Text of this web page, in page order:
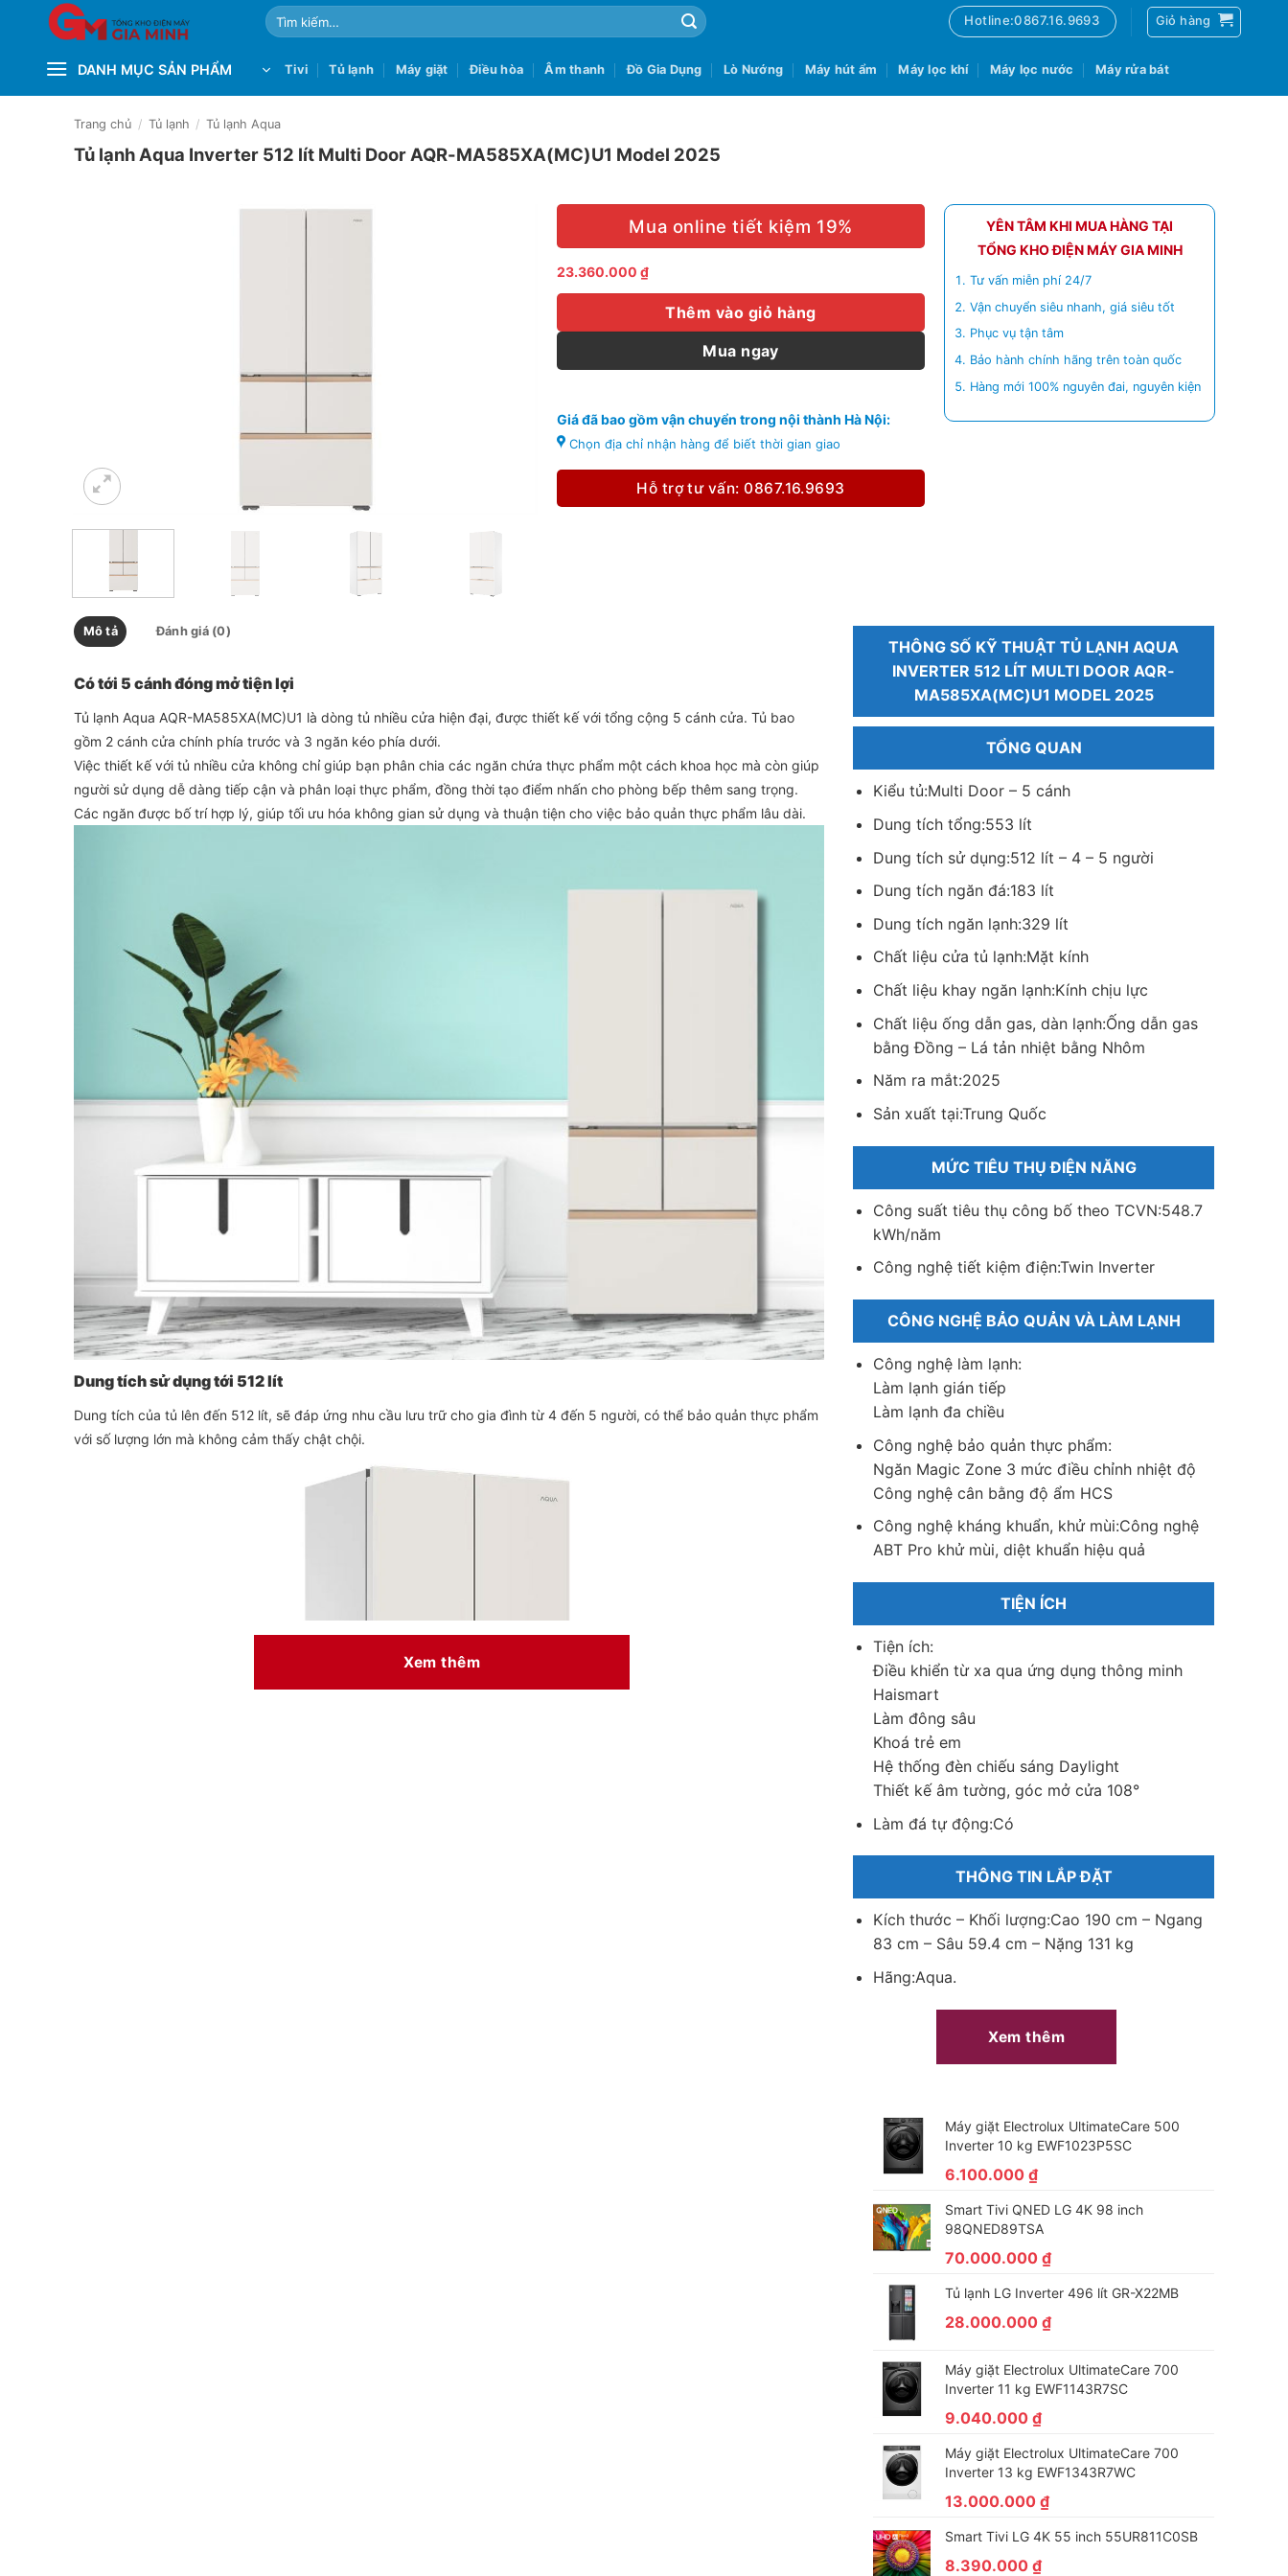
Tìm
kiếm:
Hotline:0867.16.9693 Giỏ hàng
DANH MỤC SẢN PHẨM Tivi Tủ lạnh Máy giặt Điều hòa Âm thanh Đồ Gia Dụng Lò Nướng Máy hút ẩm Máy lọc khí Máy lọc nước Máy rửa bát
Trang chủ / Tủ lạnh / Tủ lạnh Aqua
Tủ lạnh Aqua Inverter 512 lít Multi Door AQR-MA585XA(MC)U1 Model 2025
Mua online tiết kiệm 19%
23.360.000 ₫
Thêm vào giỏ hàng
Mua ngay
Giá đã bao gồm vận chuyển trong nội thành Hà Nội:
Chọn địa chỉ nhận hàng để biết thời gian giao
Hỗ trợ tư vấn: 0867.16.9693
YÊN TÂM KHI MUA HÀNG TẠI
TỔNG KHO ĐIỆN MÁY GIA MINH
Tư vấn miễn phí 24/7
Vận chuyển siêu nhanh, giá siêu tốt
Phục vụ tận tâm
Bảo hành chính hãng trên toàn quốc
Hàng mới 100% nguyên đai, nguyên kiện
Mô tả Đánh giá (0)
Có tới 5 cánh đóng mở tiện lợi
Tủ lạnh Aqua AQR-MA585XA(MC)U1 là dòng tủ nhiều cửa hiện đại, được thiết kế với tổng cộng 5 cánh cửa. Tủ bao
gồm 2 cánh cửa chính phía trước và 3 ngăn kéo phía dưới.
Việc thiết kế với tủ nhiều cửa không chỉ giúp bạn phân chia các ngăn chứa thực phẩm một cách khoa học mà còn giúp
người sử dụng dễ dàng tiếp cận và phân loại thực phẩm, đồng thời tạo điểm nhấn cho phòng bếp thêm sang trọng.
Các ngăn được bố trí hợp lý, giúp tối ưu hóa không gian sử dụng và thuận tiện cho việc bảo quản thực phẩm lâu dài.
Dung tích sử dụng tới 512 lít
Dung tích của tủ lên đến 512 lít, sẽ đáp ứng nhu cầu lưu trữ cho gia đình từ 4 đến 5 người, có thể bảo quản thực phẩm
với số lượng lớn mà không cảm thấy chật chội.
Xem thêm
THÔNG SỐ KỸ THUẬT TỦ LẠNH AQUA
INVERTER 512 LÍT MULTI DOOR AQR-
MA585XA(MC)U1 MODEL 2025
TỔNG QUAN
Kiểu tủ:Multi Door – 5 cánh
Dung tích tổng:553 lít
Dung tích sử dụng:512 lít – 4 – 5 người
Dung tích ngăn đá:183 lít
Dung tích ngăn lạnh:329 lít
Chất liệu cửa tủ lạnh:Mặt kính
Chất liệu khay ngăn lạnh:Kính chịu lực
Chất liệu ống dẫn gas, dàn lạnh:Ống dẫn gas
bằng Đồng – Lá tản nhiệt bằng Nhôm
Năm ra mắt:2025
Sản xuất tại:Trung Quốc
MỨC TIÊU THỤ ĐIỆN NĂNG
Công suất tiêu thụ công bố theo TCVN:548.7
kWh/năm
Công nghệ tiết kiệm điện:Twin Inverter
CÔNG NGHỆ BẢO QUẢN VÀ LÀM LẠNH
Công nghệ làm lạnh:
Làm lạnh gián tiếp
Làm lạnh đa chiều
Công nghệ bảo quản thực phẩm:
Ngăn Magic Zone 3 mức điều chỉnh nhiệt độ
Công nghệ cân bằng độ ẩm HCS
Công nghệ kháng khuẩn, khử mùi:Công nghệ
ABT Pro khử mùi, diệt khuẩn hiệu quả
TIỆN ÍCH
Tiện ích:
Điều khiển từ xa qua ứng dụng thông minh
Haismart
Làm đông sâu
Khoá trẻ em
Hệ thống đèn chiếu sáng Daylight
Thiết kế âm tường, góc mở cửa 108°
Làm đá tự động:Có
THÔNG TIN LẮP ĐẶT
Kích thước – Khối lượng:Cao 190 cm – Ngang
83 cm – Sâu 59.4 cm – Nặng 131 kg
Hãng:Aqua.
Xem thêm
Máy giặt Electrolux UltimateCare 500
Inverter 10 kg EWF1023P5SC
6.100.000₫
Smart Tivi QNED LG 4K 98 inch
98QNED89TSA
70.000.000₫
Tủ lạnh LG Inverter 496 lít GR-X22MB
28.000.000₫
Máy giặt Electrolux UltimateCare 700
Inverter 11 kg EWF1143R7SC
9.040.000₫
Máy giặt Electrolux UltimateCare 700
Inverter 13 kg EWF1343R7WC
13.000.000₫
Smart Tivi LG 4K 55 inch 55UR811C0SB
8.390.000₫